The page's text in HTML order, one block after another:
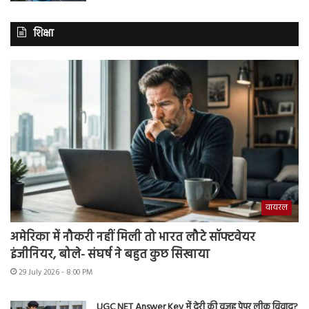
शिक्षा
वायरल
अमेरिका में नौकरी नहीं मिली तो भारत लौटे सॉफ्टवेयर
इंजीनियर, बोले- संघर्ष ने बहुत कुछ सिखाया
29 July 2026 - 8:00 PM